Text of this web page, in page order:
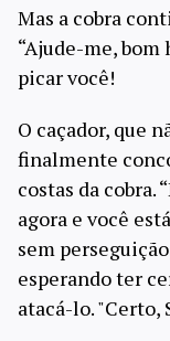
Mas a cobra
“Ajude-me, bom
picar você!
O caçador, que
finalmente
costas da cobra.
agora e você
sem
esperando ter
atacá-lo. "Certo,